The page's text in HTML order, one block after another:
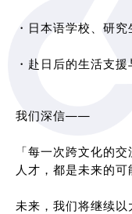
・日本语学校、研
・赴日后的生活支
我们深信——
「每一次跨文化的
人才，都是未来的可
未来，我们将继续